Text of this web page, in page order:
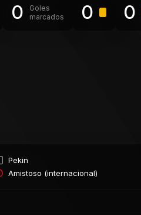
0
Goles
marcados
0 0
Pekin
Amistoso (internacional)